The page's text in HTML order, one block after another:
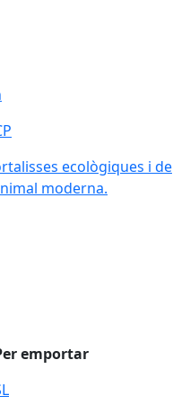
ecològiques i de
moderna.
emportar